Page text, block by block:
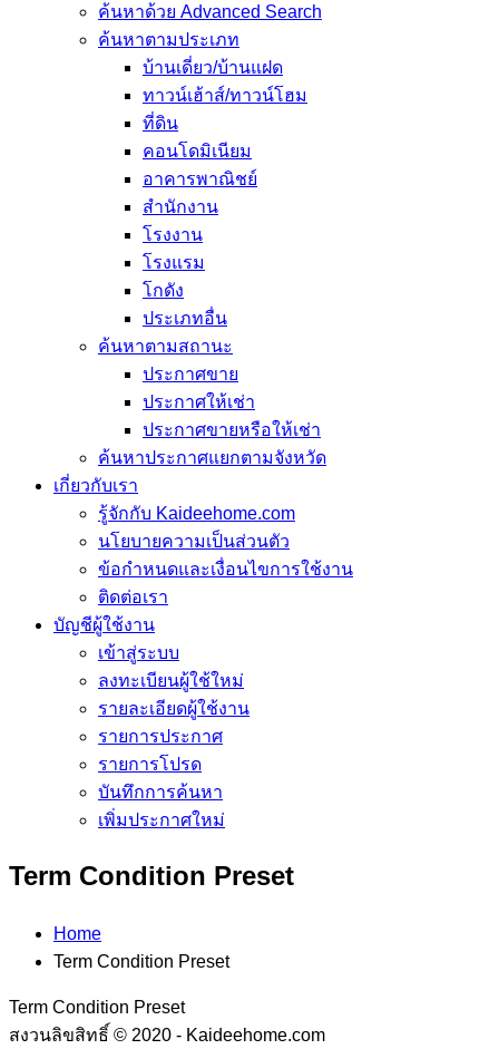
ค้นหาด้วย Advanced Search
ค้นหาตามประเภท
บ้านเดี่ยว/บ้านแฝด
ทาวน์เฮ้าส์/ทาวน์โฮม
ที่ดิน
คอนโดมิเนียม
อาคารพาณิชย์
สำนักงาน
โรงงาน
โรงแรม
โกดัง
ประเภทอื่น
ค้นหาตามสถานะ
ประกาศขาย
ประกาศให้เช่า
ประกาศขายหรือให้เช่า
ค้นหาประกาศแยกตามจังหวัด
เกี่ยวกับเรา
รู้จักกับ Kaideehome.com
นโยบายความเป็นส่วนตัว
ข้อกำหนดและเงื่อนไขการใช้งาน
ติดต่อเรา
บัญชีผู้ใช้งาน
เข้าสู่ระบบ
ลงทะเบียนผู้ใช้ใหม่
รายละเอียดผู้ใช้งาน
รายการประกาศ
รายการโปรด
บันทึกการค้นหา
เพิ่มประกาศใหม่
Term Condition Preset
Home
Term Condition Preset
Term Condition Preset
สงวนลิขสิทธิ์ © 2020 - Kaideehome.com